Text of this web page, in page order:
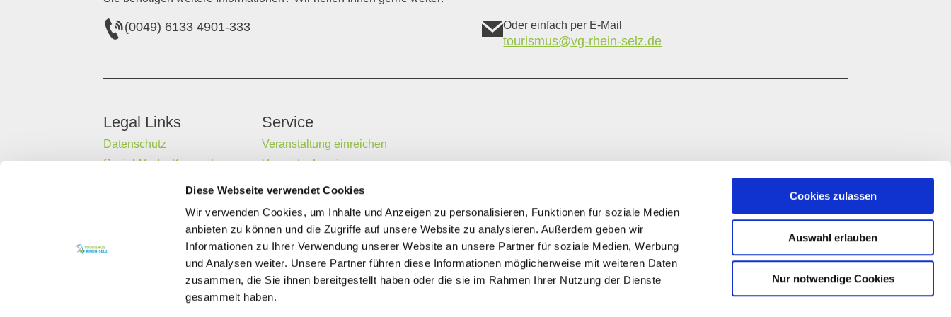
Diese Webseite verwendet Cookies
Wir verwenden Cookies, um Inhalte und Anzeigen zu personalisieren, Funktionen für soziale Medien
anbieten zu können und die Zugriffe auf unsere Website zu analysieren. Außerdem geben wir
Informationen zu Ihrer Verwendung unserer Website an unsere Partner für soziale Medien, Werbung
und Analysen weiter. Unsere Partner führen diese Informationen möglicherweise mit weiteren Daten
zusammen, die Sie ihnen bereitgestellt haben oder die sie im Rahmen Ihrer Nutzung der Dienste
gesammelt haben.
Cookies zulassen
Auswahl erlauben
Nur notwendige Cookies
(0049) 6133 4901-333 Oder einfach per E-Mail
tourismus@vg-rhein-selz.de
Legal Links
Datenschutz
Social Media Konzept
Service
Veranstaltung einreichen
Vermieter Log-in
Diese Publikation wird im Rahmen des
Entwicklungsprogramms EULLE unter Beteiligung der